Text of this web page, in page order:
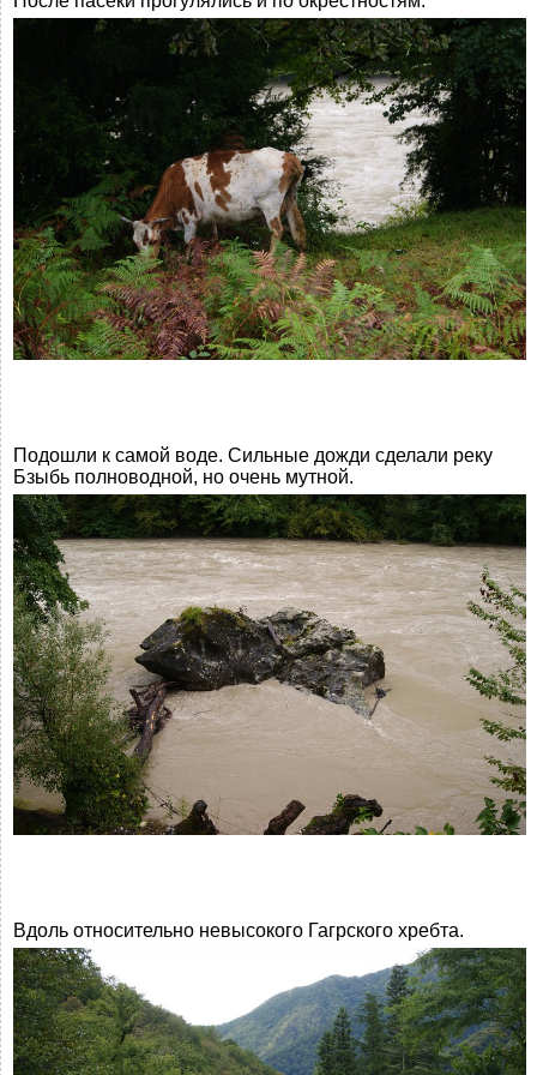
Подошли к самой воде. Сильные дожди сделали реку
Бзыбь полноводной, но очень мутной.
Вдоль относительно невысокого Гагрского хребта.